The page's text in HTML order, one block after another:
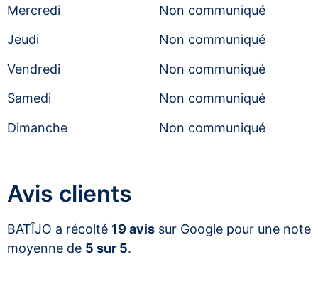
Mercredi
Non communiqué
Jeudi
Non communiqué
Vendredi
Non communiqué
Samedi
Non communiqué
Dimanche
Non communiqué
Avis clients
BATÎJO a récolté 19 avis sur Google pour une note
moyenne de 5 sur 5.